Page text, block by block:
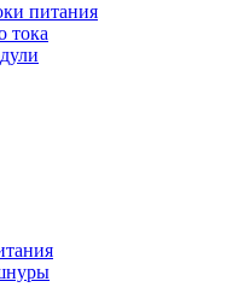
питания
тока